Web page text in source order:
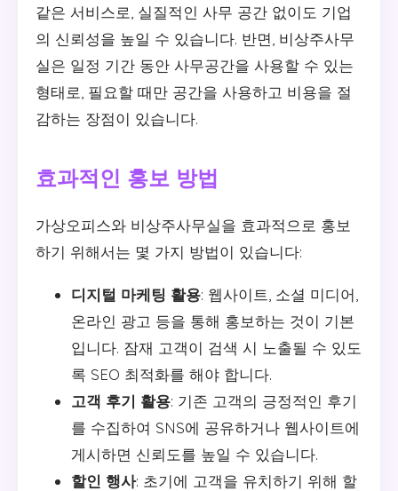
같은 서비스로, 실질적인 사무 공간 없이도 기업
의 신뢰성을 높일 수 있습니다. 반면, 비상주사무
실은 일정 기간 동안 사무공간을 사용할 수 있는
형태로, 필요할 때만 공간을 사용하고 비용을 절
감하는 장점이 있습니다.
효과적인 홍보 방법
가상오피스와 비상주사무실을 효과적으로 홍보
하기 위해서는 몇 가지 방법이 있습니다:
디지털 마케팅 활용: 웹사이트, 소셜 미디어,
온라인 광고 등을 통해 홍보하는 것이 기본
입니다. 잠재 고객이 검색 시 노출될 수 있도
록 SEO 최적화를 해야 합니다.
고객 후기 활용: 기존 고객의 긍정적인 후기
를 수집하여 SNS에 공유하거나 웹사이트에
게시하면 신뢰도를 높일 수 있습니다.
할인 행사: 초기에 고객을 유치하기 위해 할